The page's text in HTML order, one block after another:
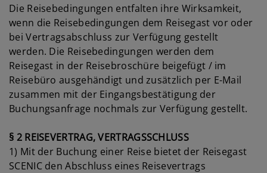
Die Reisebedingungen entfalten ihre Wirksamkeit,
wenn die Reisebedingungen dem Reisegast vor oder
bei Vertragsabschluss zur Verfügung gestellt
werden. Die Reisebedingungen werden dem
Reisegast in der Reisebroschüre beigefügt / im
Reisebüro ausgehändigt und zusätzlich per E-Mail
zusammen mit der Eingangsbestätigung der
Buchungsanfrage nochmals zur Verfügung gestellt.
§ 2 REISEVERTRAG, VERTRAGSSCHLUSS
1) Mit der Buchung einer Reise bietet der Reisegast
SCENIC den Abschluss eines Reisevertrags